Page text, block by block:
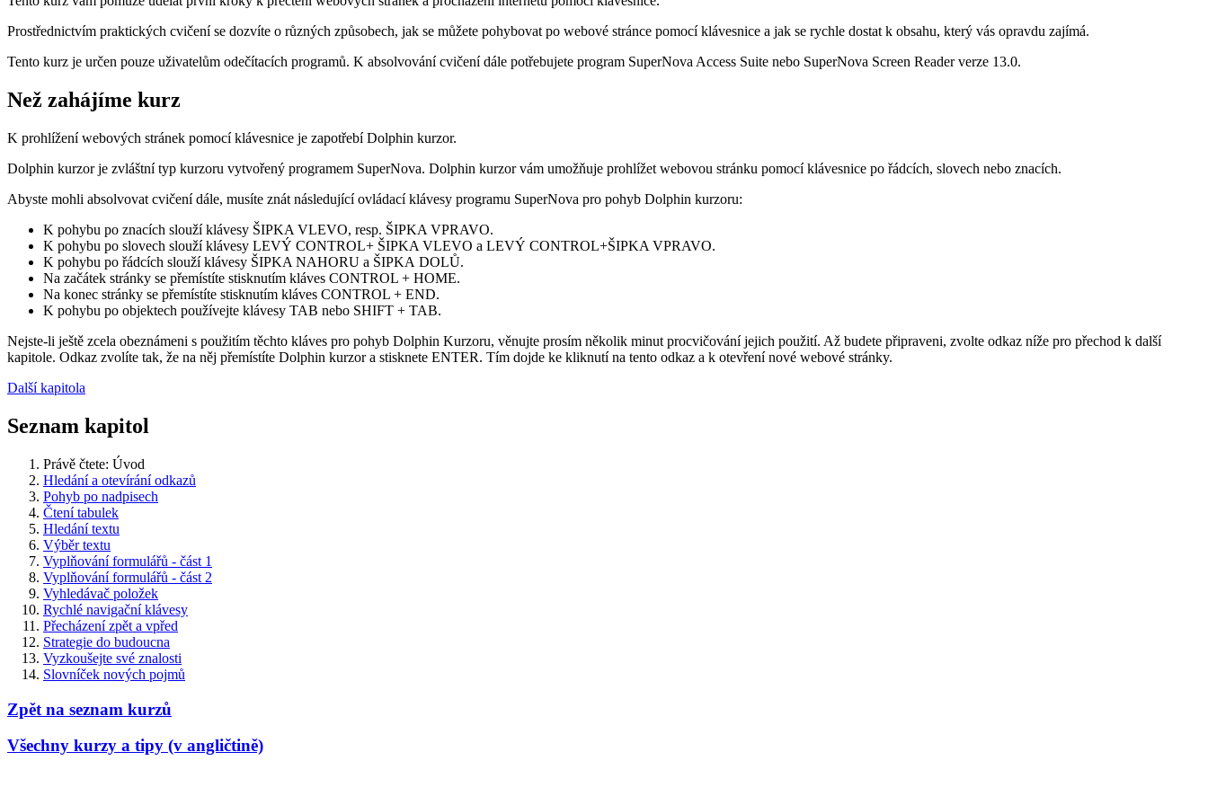
Prostřednictvím praktických cvičení se dozvíte o různých způsobech, jak se můžete pohybovat po webové stránce pomocí klávesnice a jak se rychle dostat k obsahu, který vás opravdu zajímá.
Tento kurz je určen pouze uživatelům odečítacích programů. K absolvování cvičení dále potřebujete program SuperNova Access Suite nebo SuperNova Screen Reader verze 13.0.
Než zahájíme kurz
K prohlížení webových stránek pomocí klávesnice je zapotřebí Dolphin kurzor.
Dolphin kurzor je zvláštní typ kurzoru vytvořený programem SuperNova. Dolphin kurzor vám umožňuje prohlížet webovou stránku pomocí klávesnice po řádcích, slovech nebo znacích.
Abyste mohli absolvovat cvičení dále, musíte znát následující ovládací klávesy programu SuperNova pro pohyb Dolphin kurzoru:
K pohybu po znacích slouží klávesy ŠIPKA VLEVO, resp. ŠIPKA VPRAVO.
K pohybu po slovech slouží klávesy LEVÝ CONTROL+ ŠIPKA VLEVO a LEVÝ CONTROL+ŠIPKA VPRAVO.
K pohybu po řádcích slouží klávesy ŠIPKA NAHORU a ŠIPKA DOLŮ.
Na začátek stránky se přemístíte stisknutím kláves CONTROL + HOME.
Na konec stránky se přemístíte stisknutím kláves CONTROL + END.
K pohybu po objektech používejte klávesy TAB nebo SHIFT + TAB.
Nejste-li ještě zcela obeznámeni s použitím těchto kláves pro pohyb Dolphin Kurzoru, věnujte prosím několik minut procvičování jejich použití. Až budete připraveni, zvolte odkaz níže pro přechod k další
kapitole. Odkaz zvolíte tak, že na něj přemístíte Dolphin kurzor a stisknete ENTER. Tím dojde ke kliknutí na tento odkaz a k otevření nové webové stránky.
Další kapitola
Seznam kapitol
Právě čtete: Úvod
Hledání a otevírání odkazů
Pohyb po nadpisech
Čtení tabulek
Hledání textu
Výběr textu
Vyplňování formulářů - část 1
Vyplňování formulářů - část 2
Vyhledávač položek
Rychlé navigační klávesy
Přecházení zpět a vpřed
Strategie do budoucna
Vyzkoušejte své znalosti
Slovníček nových pojmů
Zpět na seznam kurzů
Všechny kurzy a tipy (v angličtině)